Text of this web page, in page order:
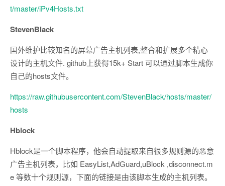
t/master/iPv4Hosts.txt
StevenBlack
国外维护比较知名的屏幕广告主机列表,整合和扩展多个精心
设计的主机文件. github上获得15k+ Start 可以通过脚本生成你
自己的hosts文件。
https://raw.githubusercontent.com/StevenBlack/hosts/master/
hosts
Hblock
Hblock是一个脚本程序，他会自动提取来自很多规则源的恶意
广告主机列表，比如 EasyList,AdGuard,uBlock ,disconnect.m
e 等数十个规则源，下面的链接是由该脚本生成的主机列表。